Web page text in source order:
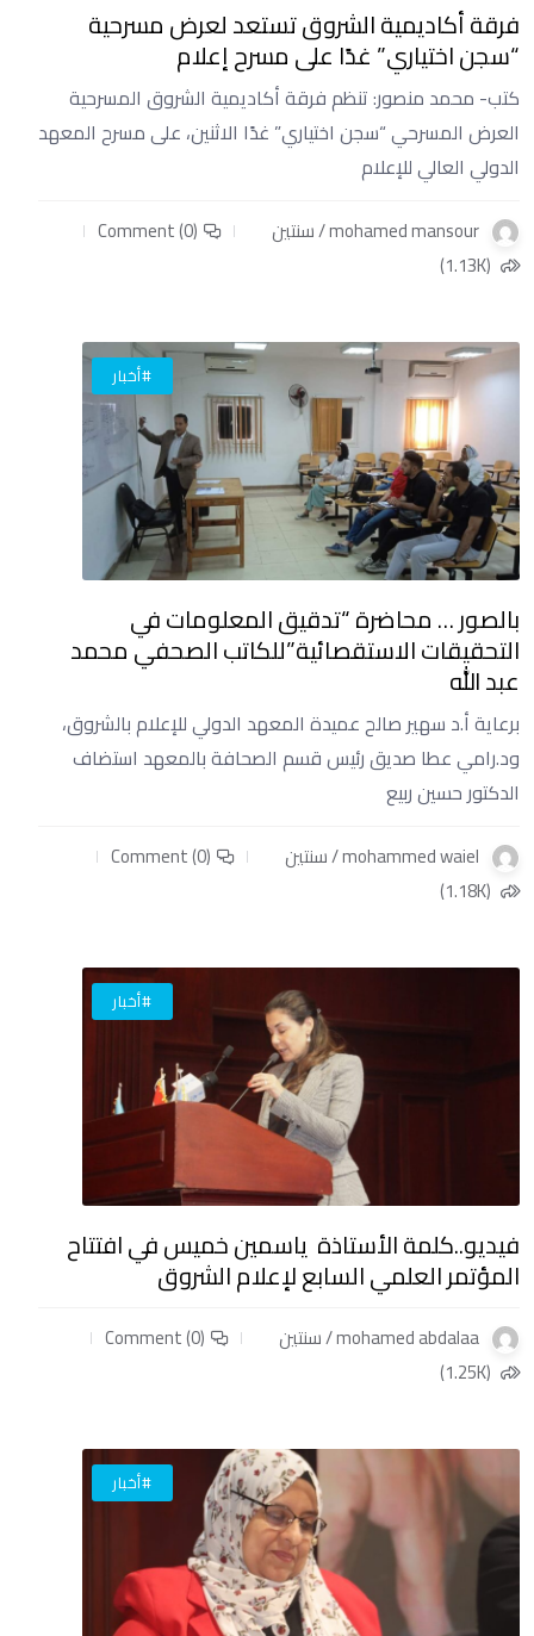
فرقة أكاديمية الشروق تستعد لعرض مسرحية
“سجن اختياري” غدًا على مسرح إعلام
كتب- محمد منصور: تنظم فرقة أكاديمية الشروق المسرحية
العرض المسرحي “سجن اختياري” غدًا الاثنين، على مسرح المعهد
الدولي العالي للإعلام
mohamed mansour / سنتين
Comment (0)
(1.13K)
#أخبار
بالصور … محاضرة “تدقيق المعلومات في
التحقيقات الاستقصائية”للكاتب الصحفي محمد
عبد الله
برعاية أ.د سهير صالح عميدة المعهد الدولي للإعلام بالشروق،
ود.رامي عطا صديق رئيس قسم الصحافة بالمعهد استضاف
الدكتور حسين ربيع
mohammed waiel / سنتين
Comment (0)
(1.18K)
#أخبار
فيديو..كلمة الأستاذة ياسمين خميس في افتتاح
المؤتمر العلمي السابع لإعلام الشروق
mohamed abdalaa / سنتين
Comment (0)
(1.25K)
#أخبار